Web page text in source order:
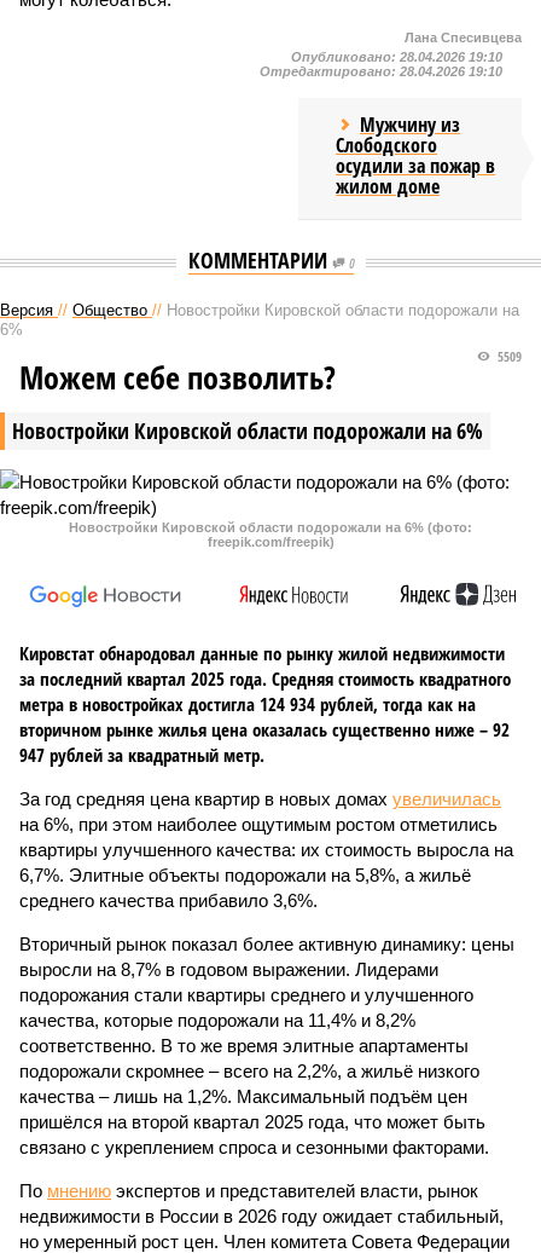
Лана Спесивцева
Опубликовано: 28.04.2026 19:10
Отредактировано: 28.04.2026 19:10
Мужчину из
Слободского
осудили за пожар в
жилом доме
КОММЕНТАРИИ 0
Версия // Общество // Новостройки Кировской области подорожали на
6%
Новостройки Кировской области подорожали на 6%
5509
Можем себе позволить?
Новостройки Кировской области подорожали на 6% (фото:
freepik.com/freepik)
Кировстат обнародовал данные по рынку жилой недвижимости
за последний квартал 2025 года. Средняя стоимость квадратного
метра в новостройках достигла 124 934 рублей, тогда как на
вторичном рынке жилья цена оказалась существенно ниже – 92
947 рублей за квадратный метр.
За год средняя цена квартир в новых домах увеличилась
на 6%, при этом наиболее ощутимым ростом отметились
квартиры улучшенного качества: их стоимость выросла на
6,7%. Элитные объекты подорожали на 5,8%, а жильё
среднего качества прибавило 3,6%.
Вторичный рынок показал более активную динамику: цены
выросли на 8,7% в годовом выражении. Лидерами
подорожания стали квартиры среднего и улучшенного
качества, которые подорожали на 11,4% и 8,2%
соответственно. В то же время элитные апартаменты
подорожали скромнее – всего на 2,2%, а жильё низкого
качества – лишь на 1,2%. Максимальный подъём цен
пришёлся на второй квартал 2025 года, что может быть
связано с укреплением спроса и сезонными факторами.
По мнению экспертов и представителей власти, рынок
недвижимости в России в 2026 году ожидает стабильный,
но умеренный рост цен. Член комитета Совета Федерации